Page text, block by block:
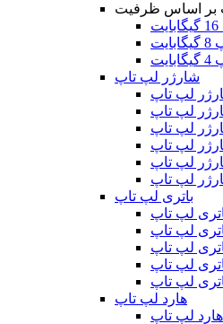
بر اساس ظرفیت
شارژر لپ تاپ
باتری لپ تاپ
هارد لپ تاپ